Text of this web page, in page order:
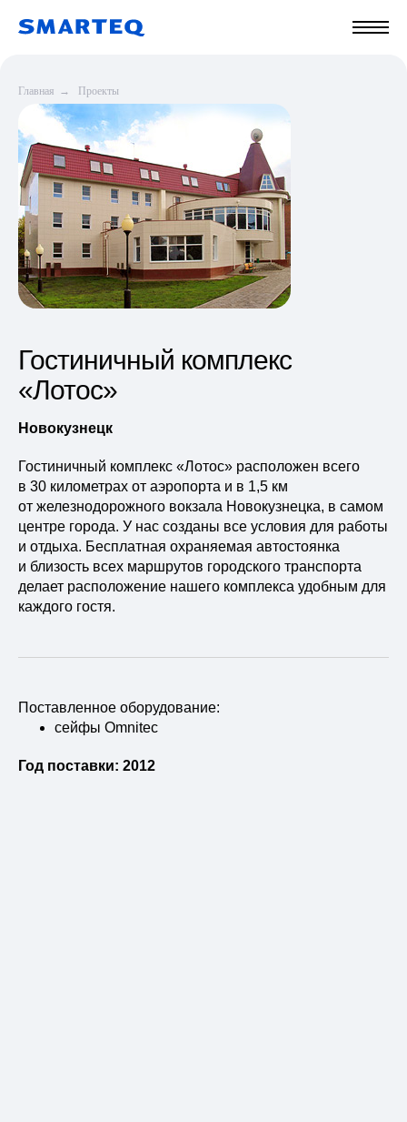
Главная → Проекты
Гостиничный комплекс
«Лотос»
Новокузнецк
Гостиничный комплекс «Лотос» расположен всего
в 30 километрах от аэропорта и в 1,5 км
от железнодорожного вокзала Новокузнецка, в самом
центре города. У нас созданы все условия для работы
и отдыха. Бесплатная охраняемая автостоянка
и близость всех маршрутов городского транспорта
делает расположение нашего комплекса удобным для
каждого гостя.
Поставленное оборудование:
сейфы Omnitec
Год поставки: 2012